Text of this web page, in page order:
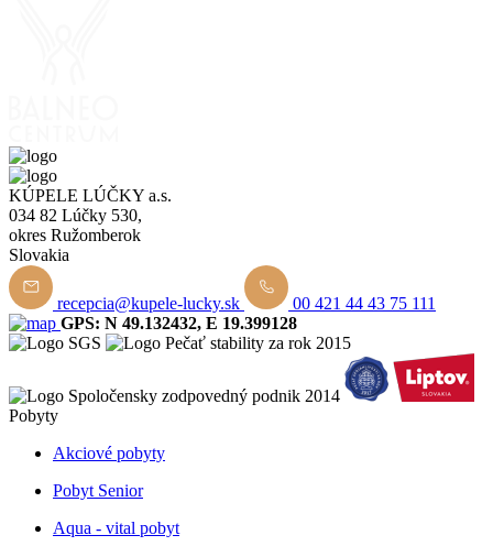
KÚPELE LÚČKY a.s.
034 82 Lúčky 530,
okres Ružomberok
Slovakia
recepcia@kupele-lucky.sk
00 421 44 43 75 111
GPS: N 49.132432, E 19.399128
Pobyty
Akciové pobyty
Pobyt Senior
Aqua - vital pobyt